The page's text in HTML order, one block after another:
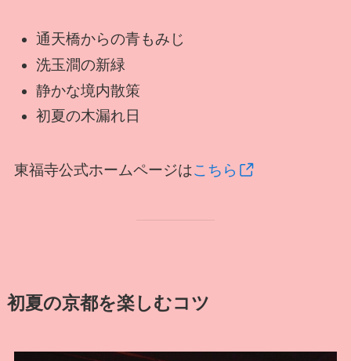
通天橋からの青もみじ
洗玉澗の新緑
静かな境内散策
初夏の木漏れ日
東福寺公式ホームページはこちら
初夏の京都を楽しむコツ